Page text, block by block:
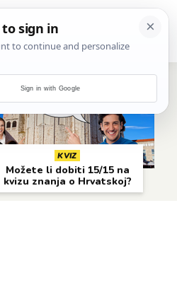
KVIZ
Možete li dobiti 15/15 na
kvizu znanja o Hrvatskoj?
Sign in with Google